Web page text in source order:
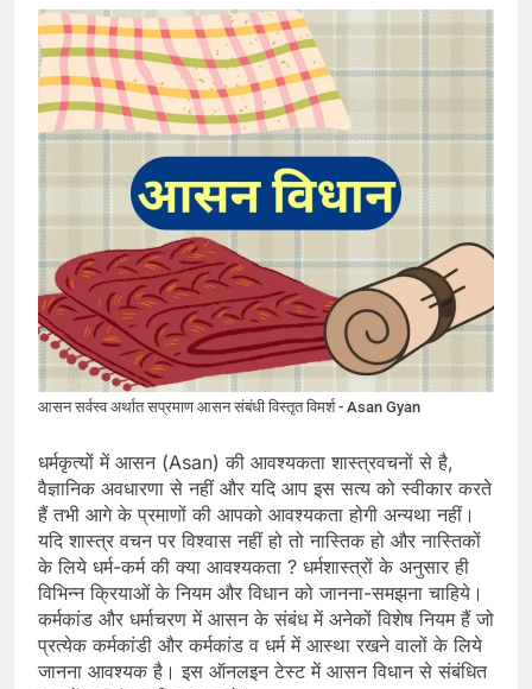
आसन सर्वस्व अर्थात सप्रमाण आसन संबंधी विस्तृत विमर्श - Asan Gyan
धर्मकृत्यों में आसन (Asan) की आवश्यकता शास्त्रवचनों से है,
वैज्ञानिक अवधारणा से नहीं और यदि आप इस सत्य को स्वीकार करते
हैं तभी आगे के प्रमाणों की आपको आवश्यकता होगी अन्यथा नहीं।
यदि शास्त्र वचन पर विश्वास नहीं हो तो नास्तिक हो और नास्तिकों
के लिये धर्म-कर्म की क्या आवश्यकता ? धर्मशास्त्रों के अनुसार ही
विभिन्न क्रियाओं के नियम और विधान को जानना-समझना चाहिये।
कर्मकांड और धर्माचरण में आसन के संबंध में अनेकों विशेष नियम हैं जो
प्रत्येक कर्मकांडी और कर्मकांड व धर्म में आस्था रखने वालों के लिये
जानना आवश्यक है। इस ऑनलइन टेस्ट में आसन विधान से संबंधित